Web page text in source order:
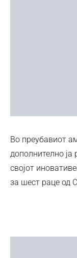
Во преубавиот
дополнително ја
својот
за шест раце од